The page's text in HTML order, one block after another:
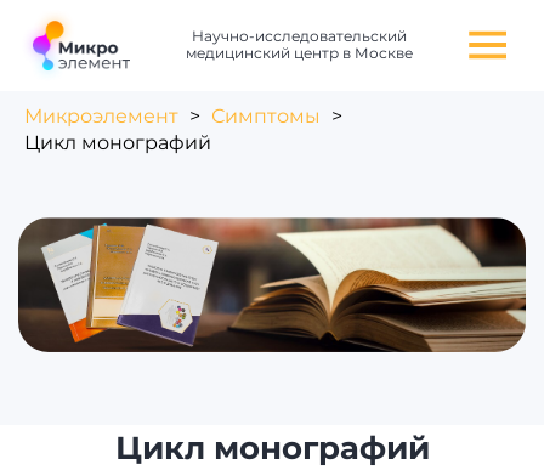
Научно-исследовательский
медицинский центр в Москве
Микроэлемент > Симптомы
>
Цикл монографий
Цикл монографий